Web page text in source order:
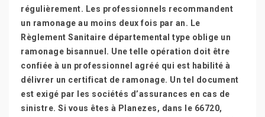
régulièrement. Les professionnels recommandent
un ramonage au moins deux fois par an. Le
Règlement Sanitaire départemental type oblige un
ramonage bisannuel. Une telle opération doit être
confiée à un professionnel agréé qui est habilité à
délivrer un certificat de ramonage. Un tel document
est exigé par les sociétés d’assurances en cas de
sinistre. Si vous êtes à Planezes, dans le 66720,